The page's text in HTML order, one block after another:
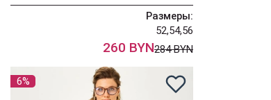
Размеры:
52,54,56
260 BYN284 BYN
6%